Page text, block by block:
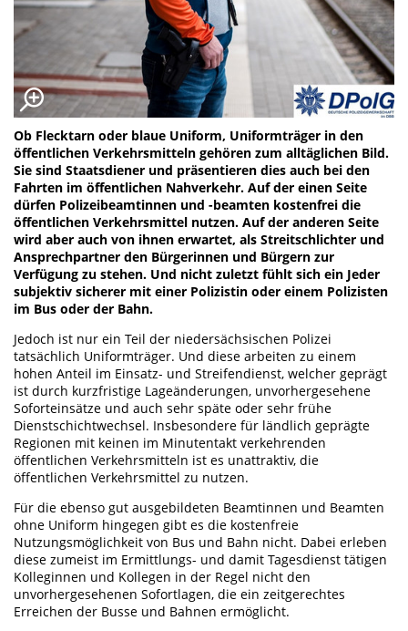
Ob Flecktarn oder blaue Uniform, Uniformträger in den
öffentlichen Verkehrsmitteln gehören zum alltäglichen Bild.
Sie sind Staatsdiener und präsentieren dies auch bei den
Fahrten im öffentlichen Nahverkehr. Auf der einen Seite
dürfen Polizeibeamtinnen und -beamten kostenfrei die
öffentlichen Verkehrsmittel nutzen. Auf der anderen Seite
wird aber auch von ihnen erwartet, als Streitschlichter und
Ansprechpartner den Bürgerinnen und Bürgern zur
Verfügung zu stehen. Und nicht zuletzt fühlt sich ein Jeder
subjektiv sicherer mit einer Polizistin oder einem Polizisten
im Bus oder der Bahn.
Jedoch ist nur ein Teil der niedersächsischen Polizei
tatsächlich Uniformträger. Und diese arbeiten zu einem
hohen Anteil im Einsatz- und Streifendienst, welcher geprägt
ist durch kurzfristige Lageänderungen, unvorhergesehene
Soforteinsätze und auch sehr späte oder sehr frühe
Dienstschichtwechsel. Insbesondere für ländlich geprägte
Regionen mit keinen im Minutentakt verkehrenden
öffentlichen Verkehrsmitteln ist es unattraktiv, die
öffentlichen Verkehrsmittel zu nutzen.
Für die ebenso gut ausgebildeten Beamtinnen und Beamten
ohne Uniform hingegen gibt es die kostenfreie
Nutzungsmöglichkeit von Bus und Bahn nicht. Dabei erleben
diese zumeist im Ermittlungs- und damit Tagesdienst tätigen
Kolleginnen und Kollegen in der Regel nicht den
unvorhergesehenen Sofortlagen, die ein zeitgerechtes
Erreichen der Busse und Bahnen ermöglicht.